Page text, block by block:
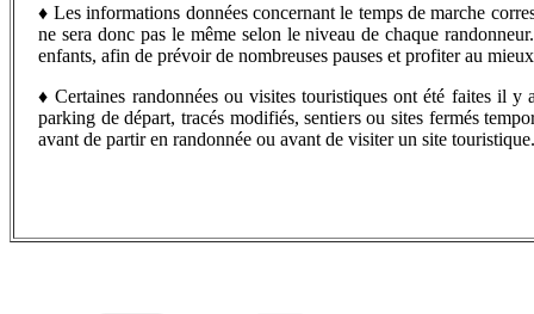
♦ Les informations données concernant le temps de marche
ne sera donc pas le même selon le niveau de chaque
enfants, afin de prévoir de nombreuses pauses et profiter au
♦Certaines randonnées ou visites touristiques ont été faites il y
parking de départ, tracés modifiés, sentiers ou sites fermés
avant de partir en randonnée ou avant de visiter un site